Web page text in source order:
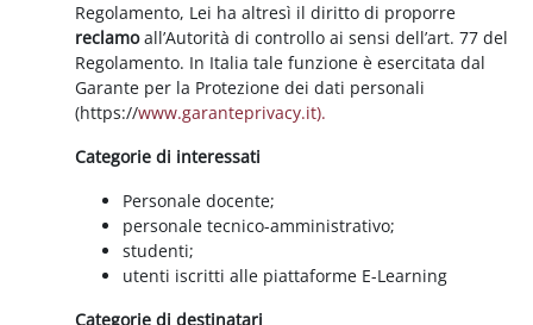
Regolamento, Lei ha altresì il diritto di proporre
reclamoall’Autorità di controllo ai sensi dell’art. 77 del
Regolamento. In Italia tale funzione è esercitata dal
Garante per la Protezione dei dati personali
(https://www.garanteprivacy.it).
Categorie di interessati
Personale docente;
personale tecnico-amministrativo;
studenti;
utenti iscritti alle piattaforme E-Learning
Categorie di destinatari